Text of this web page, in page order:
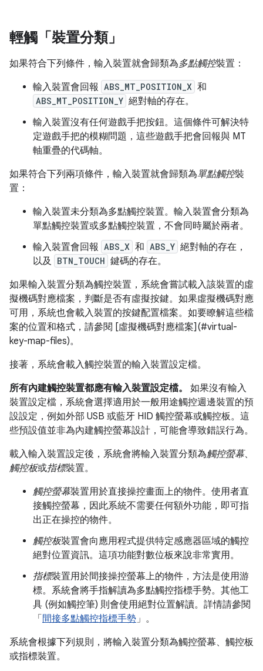
輕觸「裝置分類」
如果符合下列條件，輸入裝置就會歸類為多點觸控裝置：
輸入裝置會回報 ABS_MT_POSITION_X 和
ABS_MT_POSITION_Y 絕對軸的存在。
輸入裝置沒有任何遊戲手把按鈕。這個條件可解決特
定遊戲手把的模糊問題，這些遊戲手把會回報與 MT
軸重疊的代碼軸。
如果符合下列兩項條件，輸入裝置就會歸類為單點觸控裝
置：
輸入裝置未分類為多點觸控裝置。輸入裝置會分類為
單點觸控裝置或多點觸控裝置，不會同時屬於兩者。
輸入裝置會回報 ABS_X 和 ABS_Y 絕對軸的存在，
以及 BTN_TOUCH 鍵碼的存在。
如果輸入裝置分類為觸控裝置，系統會嘗試載入該裝置的虛
擬機碼對應檔案，判斷是否有虛擬按鍵。如果虛擬機碼對應
可用，系統也會載入裝置的按鍵配置檔案。如要瞭解這些檔
案的位置和格式，請參閱 [虛擬機碼對應檔案](#virtual-
key-map-files)。
接著，系統會載入觸控裝置的輸入裝置設定檔。
所有內建觸控裝置都應有輸入裝置設定檔。
如果沒有輸入
裝置設定檔，系統會選擇適用於一般用途觸控週邊裝置的預
設設定，例如外部 USB 或藍牙 HID 觸控螢幕或觸控板。這
些預設值並非為內建觸控螢幕設計，可能會導致錯誤行為。
載入輸入裝置設定後，系統會將輸入裝置分類為觸控螢幕、
觸控板或指標裝置。
觸控螢幕裝置用於直接操控畫面上的物件。使用者直
接觸控螢幕，因此系統不需要任何額外功能，即可指
出正在操控的物件。
觸控板裝置會向應用程式提供特定感應器區域的觸控
絕對位置資訊。這項功能對數位板來說非常實用。
指標裝置用於間接操控螢幕上的物件，方法是使用游
標。系統會將手指解讀為多點觸控指標手勢。其他工
具 (例如觸控筆) 則會使用絕對位置解讀。詳情請參閱
「 間接多點觸控指標手勢」。
系統會根據下列規則，將輸入裝置分類為觸控螢幕、觸控板
或指標裝置。